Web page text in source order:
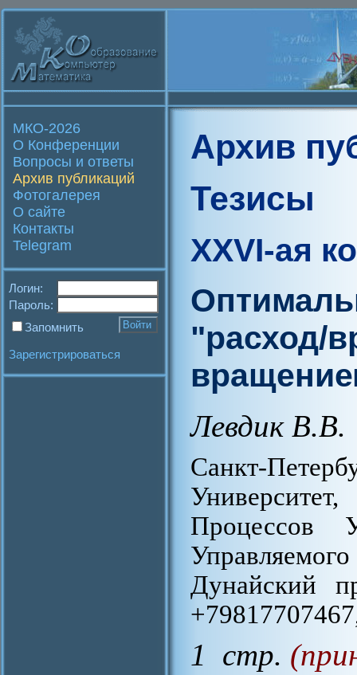
МКО-2026
О Конференции
Вопросы и ответы
Архив публикаций
Фотогалерея
О сайте
Контакты
Telegram
Логин:
Пароль:
Запомнить
Зарегистрироваться
Архив
Тезисы
XXVI-ая
"расход/
Левдик В.В.
Санкт-
Процессов
Дунайский
1 стр.